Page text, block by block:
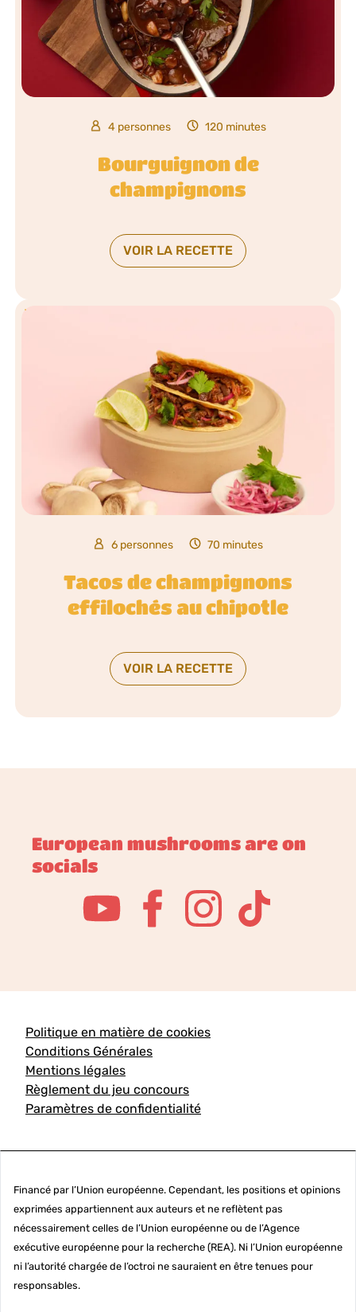
4 personnes 120 minutes
Bourguignon de
champignons
VOIR LA RECETTE
6 personnes 70 minutes
Tacos de champignons
effilochés au chipotle
VOIR LA RECETTE
European mushrooms are on
socials
Politique en matière de cookies
Conditions Générales
Mentions légales
Règlement du jeu concours
Paramètres de confidentialité
Financé par l’Union européenne. Cependant, les positions et opinions
exprimées appartiennent aux auteurs et ne reflètent pas
nécessairement celles de l’Union européenne ou de l’Agence
exécutive européenne pour la recherche (REA). Ni l’Union européenne
ni l’autorité chargée de l’octroi ne sauraient en être tenues pour
responsables.